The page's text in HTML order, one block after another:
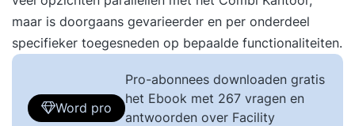
maar is doorgaans gevarieerder en per onderdeel
specifieker toegesneden op bepaalde functionaliteiten.
Word pro
Pro-abonnees downloaden gratis
het Ebook met 267 vragen en
antwoorden over Facility